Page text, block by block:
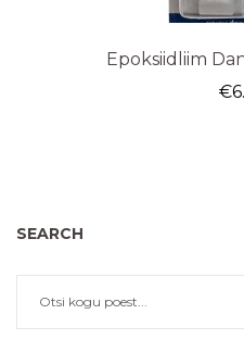
Epoksiidliim
€
SEARCH